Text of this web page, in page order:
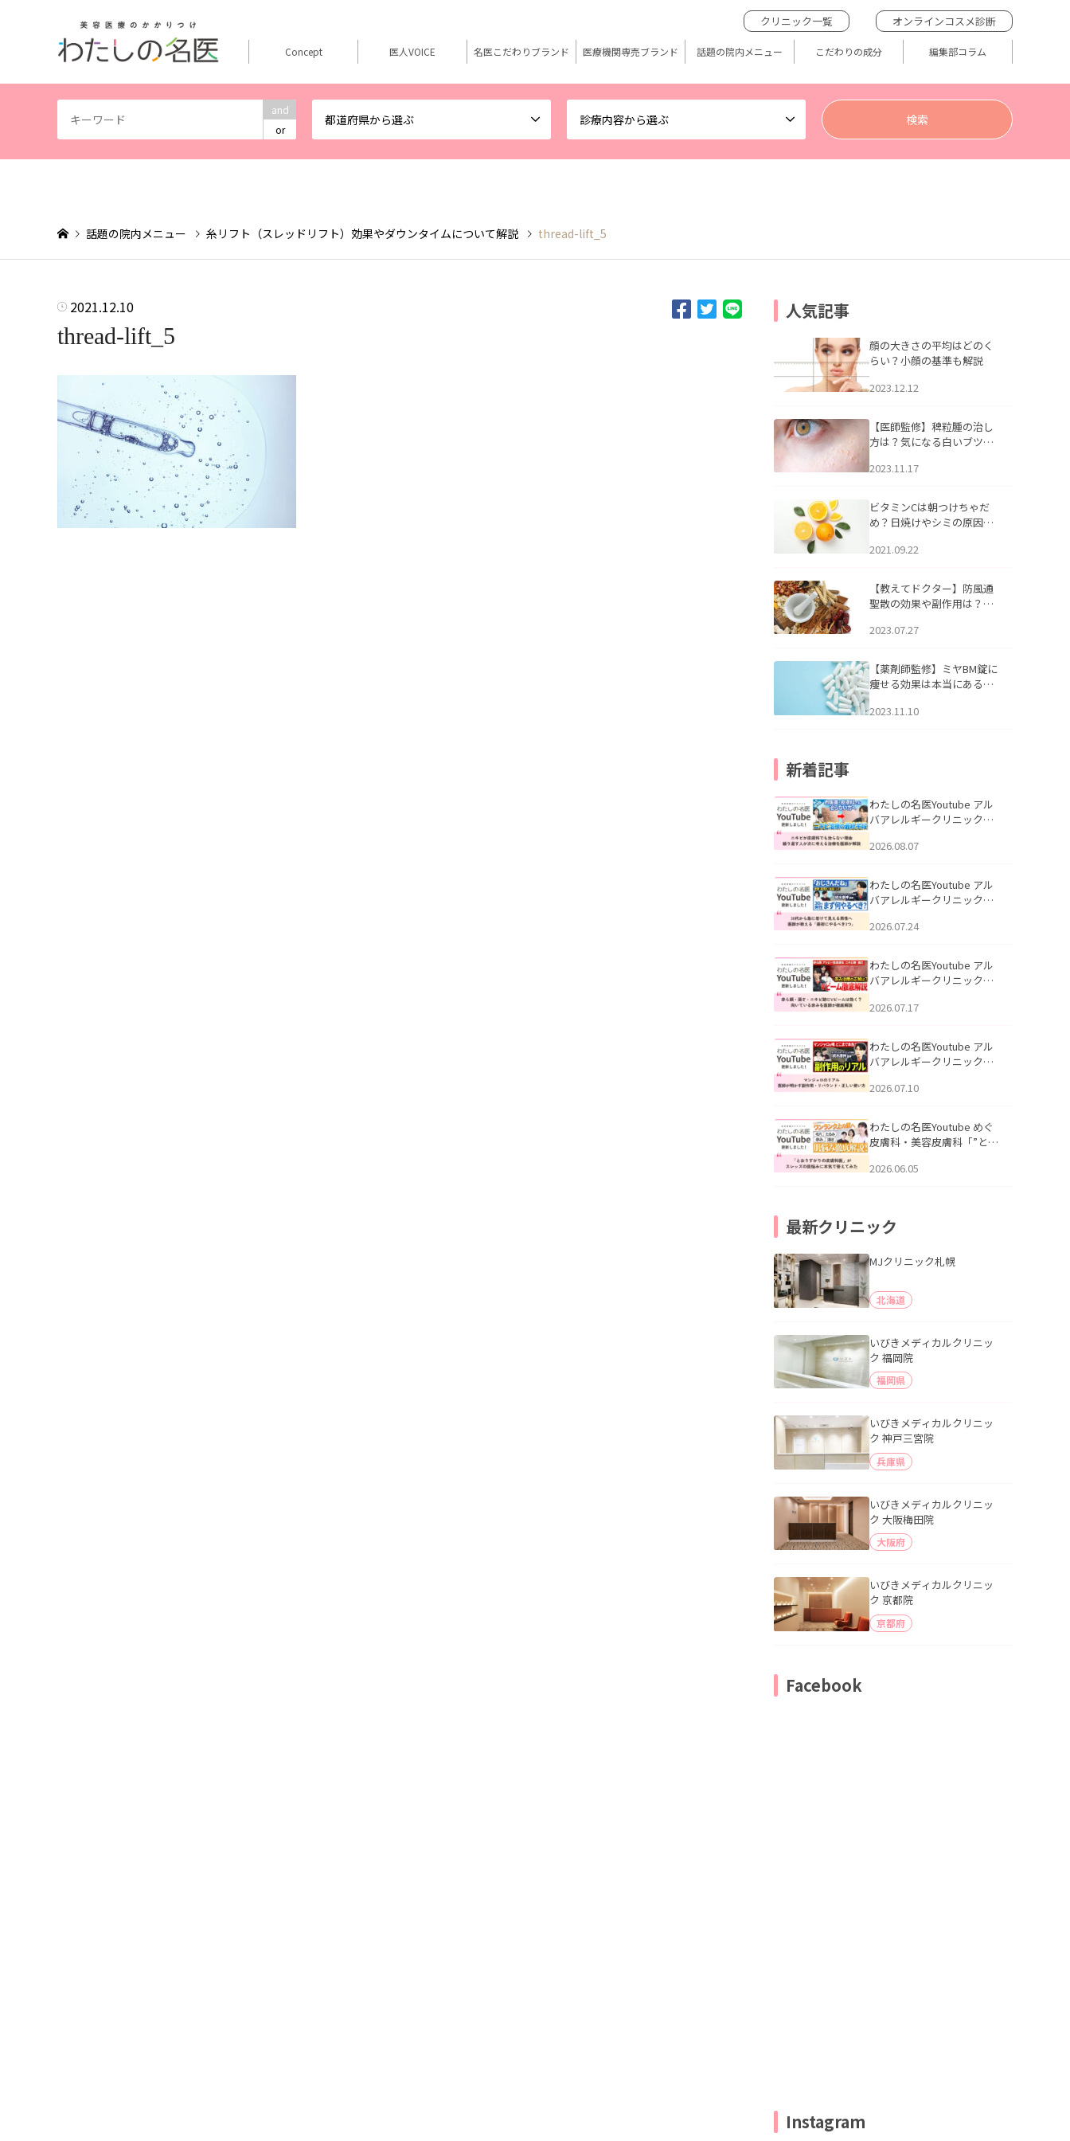
and
or
都道府県から選ぶ 診療内容から選ぶ
クリニック一覧 オンラインコスメ診断
Concept 医人VOICE 名医こだわりブランド 医療機関専売ブランド 話題の院内メニュー こだわりの成分 編集部コラム
話題の院内メニュー 糸リフト（スレッドリフト）効果やダウンタイムについて解説 thread-lift_5
2021.12.10
thread-lift_5
人気記事
顔の大きさの平均はどのく
らい？小顔の基準も解説
2023.12.12
【医師監修】稗粒腫の治し
方は？気になる白いブツブ
アについて
2023.11.17
ビタミンCは朝つけちゃだ
め？日焼けやシミの原因に
2021.09.22
【教えてドクター】防風通
聖散の効果や副作用は？長
2023.07.27
【薬剤師監修】ミヤBM錠に
痩せる効果は本当にある
2023.11.10
新着記事
わたしの名医Youtube アル
バアレルギークリニック札
らない理由｜繰り返す人が
説」を公開いたしました。
2026.08.07
わたしの名医Youtube アル
バアレルギークリニック札
える男性へ｜医師が教える
公開いたしました。
2026.07.24
わたしの名医Youtube アル
バアレルギークリニック札
跡にVビームは効く？向いて
説」を公開いたしました。
2026.07.17
わたしの名医Youtube アル
バアレルギークリニック札
医師が明かす副作用・リバ
公開いたしました。
2026.07.10
わたしの名医Youtube めぐ
皮膚科・美容皮膚科「”とお
ッズの肌悩みに本気で答え
2026.06.05
最新クリニック
MJクリニック札幌
北海道
いびきメディカルクリニッ
ク 福岡院
福岡県
いびきメディカルクリニッ
ク 神戸三宮院
兵庫県
いびきメディカルクリニッ
ク 大阪梅田院
大阪府
いびきメディカルクリニッ
ク 京都院
京都府
Facebook
Instagram